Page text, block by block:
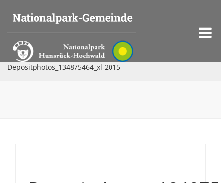
Depositphotos_134875464_xl-2015